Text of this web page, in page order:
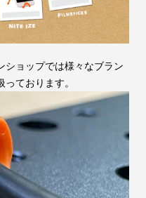
ショップでは様々なブラン
ております。